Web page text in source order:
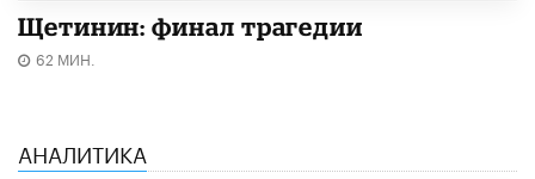
Щетинин: финал трагедии
62 МИН.
АНАЛИТИКА